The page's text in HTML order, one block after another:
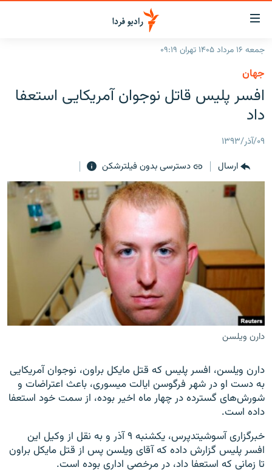
لینک‌های
قابلیت
دسترسی
بازگشت
منوی
اصلی
رفتن
صفحه
جستجو
ایران
جهان
برنامه‌های رادیویی
فرکانس‌ها
پادکست
چندرسانه‌ای
گزارش‌های تصویری
گزارش‌های ویدئویی
زنان فردا
English
به ما بپیوندید
زبان‌های دیگر
جمعه ۱۶ مرداد ۱۴۰۵ تهران ۰۹:۱۹
جهان
افسر پلیس قاتل نوجوان آمریکایی استعفا
داد
۰۹/آذر/۱۳۹۳
ارسال
دسترسی بدون فیلترشکن
دارن ویلسن
دارن ويلسن، افسر پليس که قتل مايکل براون، نوجوان آمريکايی
به دست او در شهر فرگوسن ايالت ميسوری، باعث اعتراضات و
شورش‌های گسترده در چهار ماه اخير بوده، از سمت خود استعفا
داده است.
خبرگزاری آسوشيتدپرس، يکشنبه ۹ آذر و به نقل از وکيل اين
افسر پليس گزارش داده که آقای ويلسن پس از قتل مايکل براون
تا زمانی که استعفا داد، در مرخصی اداری بوده است.